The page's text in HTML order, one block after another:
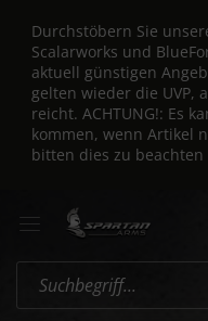
Durchstöbern Sie
Scalarworks und
aktuell günstigen
gelten wieder die UVP,
reicht. ACHTUNG!: Es
kommen, wenn Artikel
bitten dies zu